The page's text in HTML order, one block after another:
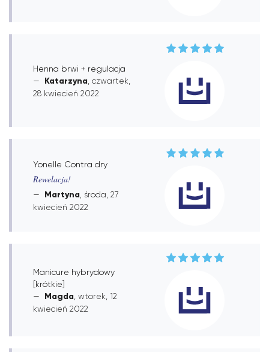
Henna brwi + regulacja
Katarzyna , czwartek,
28 kwiecień 2022
Yonelle Contra dry
Rewelacja!
Martyna , środa, 27
kwiecień 2022
Manicure hybrydowy
[krótkie]
Magda , wtorek, 12
kwiecień 2022